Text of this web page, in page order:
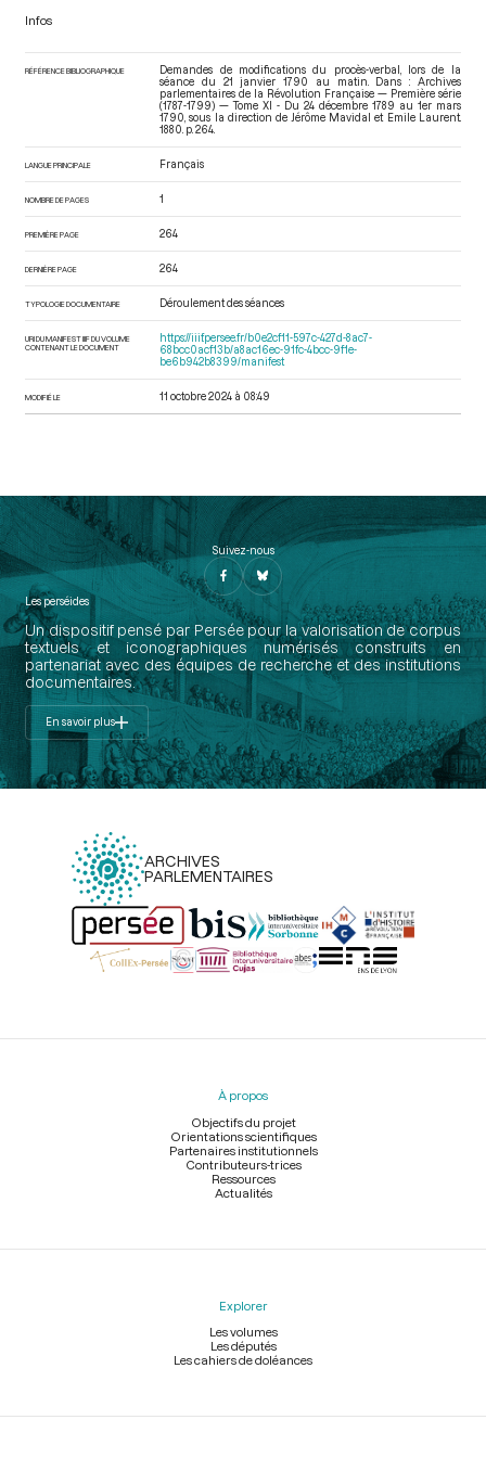
Infos
RÉFÉRENCE BIBLIOGRAPHIQUE
Demandes de modifications du procès-verbal, lors de la
séance du 21 janvier 1790 au matin. Dans : Archives
parlementaires de la Révolution Française — Première série
(1787-1799) — Tome XI - Du 24 décembre 1789 au 1er mars
1790 , sous la direction de Jérôme Mavidal et Emile Laurent.
1880. p. 264.
LANGUE PRINCIPALE Français
NOMBRE DE PAGES 1
PREMIÈRE PAGE 264
DERNIÈRE PAGE 264
TYPOLOGIE DOCUMENTAIRE Déroulement des séances
URI DU MANIFEST IIIF DU VOLUME
CONTENANT LE DOCUMENT
https://iiif.persee.fr/b0e2cf11-597c-427d-8ac7-
68bcc0acf13b/a8ac16ec-91fc-4bcc-9f1e-
be6b942b8399/manifest
MODIFIÉ LE 11 octobre 2024 à 08:49
Suivez-nous
Les perséides
Un dispositif pensé par Persée pour la valorisation de corpus
textuels et iconographiques numérisés construits en
partenariat avec des équipes de recherche et des institutions
documentaires.
En savoir plus
ARCHIVES
PARLEMENTAIRES
Menu
À propos
Objectifs du projet
Orientations scientifiques
Partenaires institutionnels
Contributeurs-trices
Ressources
Actualités
Explorer
Les volumes
Les députés
Les cahiers de doléances